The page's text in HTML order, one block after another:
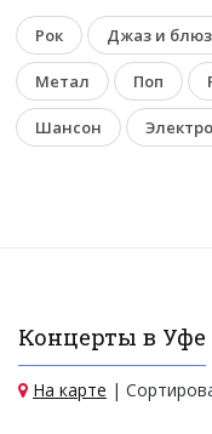
Рок Джаз и блюз
Метал Поп
Шансон
Концерты в Уфе
На карте |